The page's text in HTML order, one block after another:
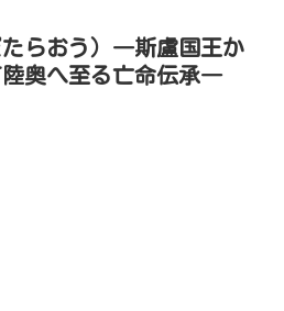
らおう）―斯盧国王か
陸奥へ至る亡命伝承―